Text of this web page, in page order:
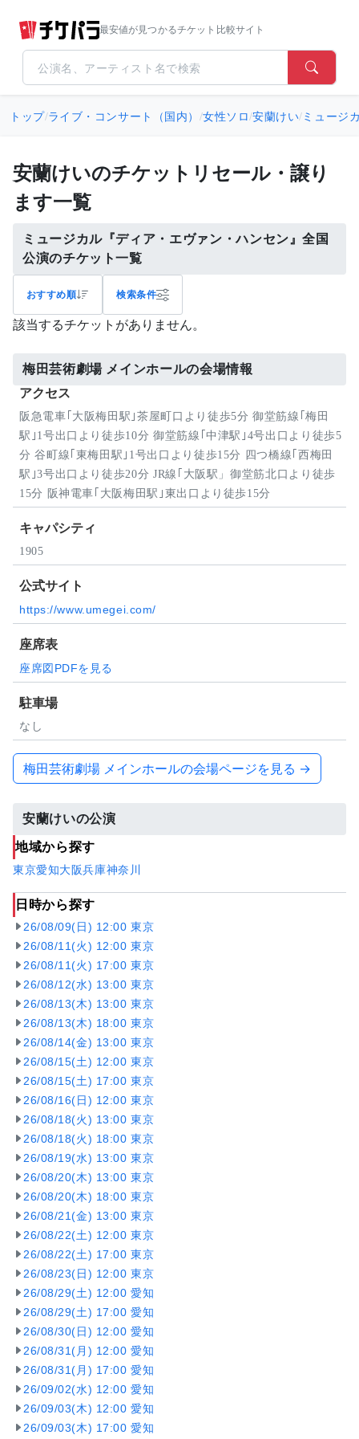
最安値が見つかるチケット比較サイト
トップ/ライブ・コンサート（国内） /女性ソロ/安蘭けい/ ミュージ
安蘭けいのチケットリセール・譲り
ます一覧
ミュージカル『ディア・エヴァン・ハンセン』全国
公演のチケット一覧
おすすめ順 検索条件
該当するチケットがありません。
梅田芸術劇場 メインホールの会場情報
アクセス
阪急電車｢大阪梅田駅｣茶屋町口より徒歩5分 御堂筋線｢梅田
駅｣1号出口より徒歩10分 御堂筋線｢中津駅｣4号出口より徒歩5
分 谷町線｢東梅田駅｣1号出口より徒歩15分 四つ橋線｢西梅田
駅｣3号出口より徒歩20分 JR線｢大阪駅」御堂筋北口より徒歩
15分 阪神電車｢大阪梅田駅｣東出口より徒歩15分
キャパシティ
1905
公式サイト
https://www.umegei.com/
座席表
座席図PDFを見る
駐車場
なし
梅田芸術劇場 メインホールの会場ページを見る →
安蘭けいの公演
地域から探す
東京愛知大阪兵庫神奈川
日時から探す
26/08/09(日) 12:00 東京
26/08/11(火) 12:00 東京
26/08/11(火) 17:00 東京
26/08/12(水) 13:00 東京
26/08/13(木) 13:00 東京
26/08/13(木) 18:00 東京
26/08/14(金) 13:00 東京
26/08/15(土) 12:00 東京
26/08/15(土) 17:00 東京
26/08/16(日) 12:00 東京
26/08/18(火) 13:00 東京
26/08/18(火) 18:00 東京
26/08/19(水) 13:00 東京
26/08/20(木) 13:00 東京
26/08/20(木) 18:00 東京
26/08/21(金) 13:00 東京
26/08/22(土) 12:00 東京
26/08/22(土) 17:00 東京
26/08/23(日) 12:00 東京
26/08/29(土) 12:00 愛知
26/08/29(土) 17:00 愛知
26/08/30(日) 12:00 愛知
26/08/31(月) 12:00 愛知
26/08/31(月) 17:00 愛知
26/09/02(水) 12:00 愛知
26/09/03(木) 12:00 愛知
26/09/03(木) 17:00 愛知